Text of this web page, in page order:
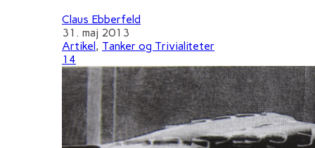
Claus Ebberfeld
31. maj 2013
Artikel , Tanker og Trivialiteter
14